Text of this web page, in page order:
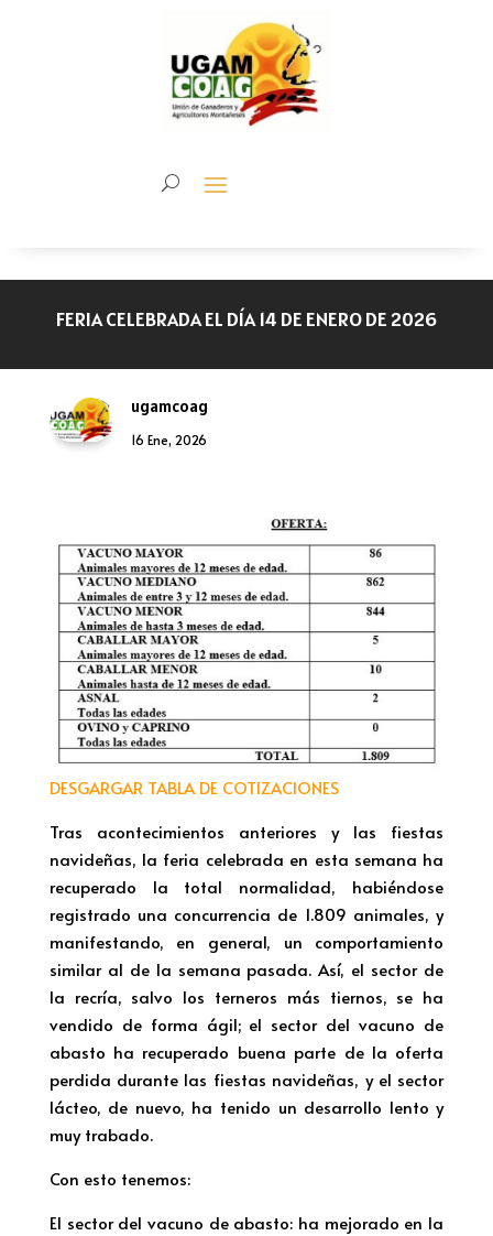
FERIA CELEBRADA EL DÍA 14 DE ENERO DE 2026
ugamcoag
16 Ene, 2026
DESGARGAR TABLA DE COTIZACIONES
Tras acontecimientos anteriores y las fiestas
navideñas, la feria celebrada en esta semana ha
recuperado la total normalidad, habiéndose
registrado una concurrencia de 1.809 animales, y
manifestando, en general, un comportamiento
similar al de la semana pasada. Así, el sector de
la recría, salvo los terneros más tiernos, se ha
vendido de forma ágil; el sector del vacuno de
abasto ha recuperado buena parte de la oferta
perdida durante las fiestas navideñas, y el sector
lácteo, de nuevo, ha tenido un desarrollo lento y
muy trabado.
Con esto tenemos:
El sector del vacuno de abasto: ha mejorado en la